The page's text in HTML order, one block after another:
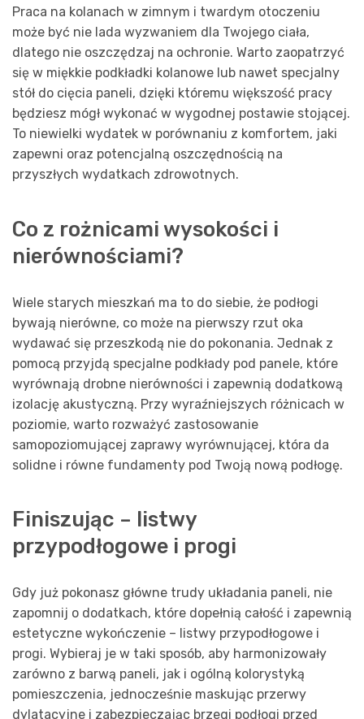
Praca na kolanach w zimnym i twardym otoczeniu
może być nie lada wyzwaniem dla Twojego ciała,
dlatego nie oszczędzaj na ochronie. Warto zaopatrzyć
się w miękkie podkładki kolanowe lub nawet specjalny
stół do cięcia paneli, dzięki któremu większość pracy
będziesz mógł wykonać w wygodnej postawie stojącej.
To niewielki wydatek w porównaniu z komfortem, jaki
zapewni oraz potencjalną oszczędnością na
przyszłych wydatkach zdrowotnych.
Co z rożnicami wysokości i
nierównościami?
Wiele starych mieszkań ma to do siebie, że podłogi
bywają nierówne, co może na pierwszy rzut oka
wydawać się przeszkodą nie do pokonania. Jednak z
pomocą przyjdą specjalne podkłady pod panele, które
wyrównają drobne nierówności i zapewnią dodatkową
izolację akustyczną. Przy wyraźniejszych różnicach w
poziomie, warto rozważyć zastosowanie
samopoziomującej zaprawy wyrównującej, która da
solidne i równe fundamenty pod Twoją nową podłogę.
Finiszując – listwy
przypodłogowe i progi
Gdy już pokonasz główne trudy układania paneli, nie
zapomnij o dodatkach, które dopełnią całość i zapewnią
estetyczne wykończenie – listwy przypodłogowe i
progi. Wybieraj je w taki sposób, aby harmonizowały
zarówno z barwą paneli, jak i ogólną kolorystyką
pomieszczenia, jednocześnie maskując przerwy
dylatacyjne i zabezpieczając brzegi podłogi przed